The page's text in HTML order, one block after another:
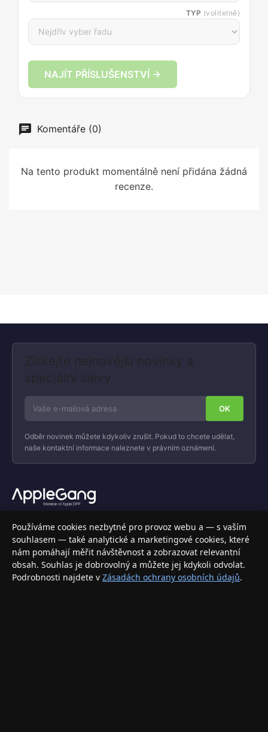
TYP (volitelně)
NAJÍT PŘÍSLUŠENSTVÍ →
Komentáře (0)
Na tento produkt momentálně není přidána žádná
recenze.
Získejte nejnovější novinky a
speciální slevy
Odběr novinek můžete kdykoliv zrušit. Pokud to chcete udělat,
naše kontaktní informace naleznete v právním oznámení.
Váš specializovaný obchod s Apple produkty, příslušenstvím a
elektronikou. Nakupujte bezpečně a s jistotou.
INFORMACE
Doprava a doručení
Používáme cookies nezbytné pro provoz webu a — s vaším
souhlasem — také analytické a marketingové cookies, které
nám pomáhají měřit návštěvnost a zobrazovat relevantní
obsah. Souhlas je dobrovolný a můžete jej kdykoli odvolat.
Podrobnosti najdete v Zásadách ochrany osobních údajů.